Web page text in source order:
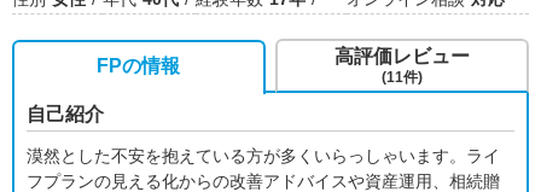
FPの情報
自己紹介
漠然とした不安を抱えている方が多くいらっしゃいます。ライ
フプランの見える化からの改善アドバイスや資産運用、相続贈
高評価レビュー
(11件)